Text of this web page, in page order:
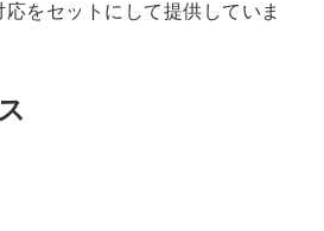
をセットにして提供していま